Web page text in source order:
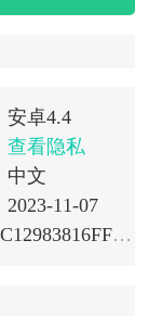
安卓4.4
查看隐私
中文
2023-11-07
MD5：EC12983816FF8D7CCF4A3173E4D1564C